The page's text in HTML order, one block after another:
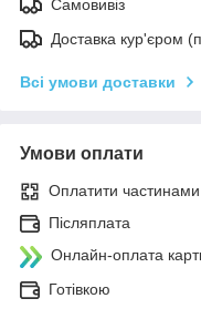
Самовивіз
Доставка кур'єром
Всі умови доставки
Умови оплати
Оплатити частинами
Післяплата
Онлайн-оплата
Готівкою